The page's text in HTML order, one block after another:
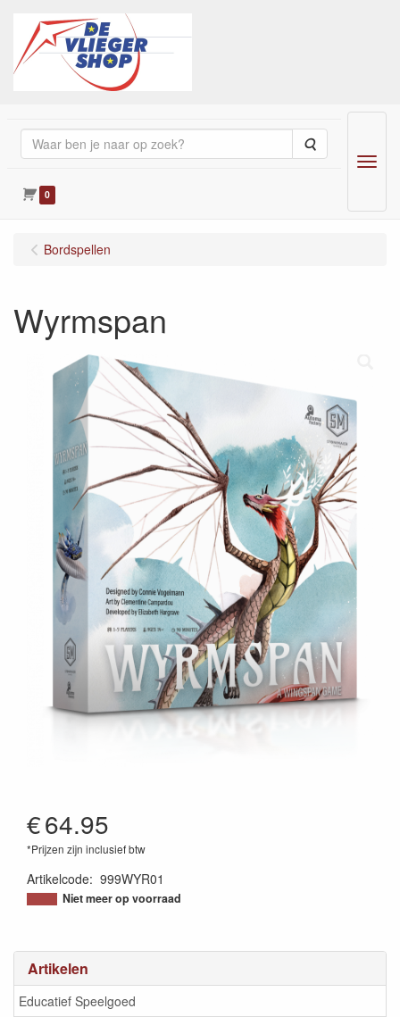
Zoeken
0
Menu
Artikelen
Educatief Speelgoed
Bordspellen
Wyrmspan
€64.95
*Prijzen zijn inclusief btw
Artikelcode: 999WYR01
8720289477042
Niet meer op voorraad